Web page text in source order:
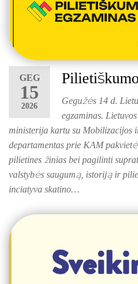
GEG
15
2026
Gegužės 14 d.
egzaminas.
ministerija kartu su Mobilizacijos
departamentas prie KAM
pilietines žinias bei pagilinti
valstybės saugumą, istoriją ir
inciatyva skatino…